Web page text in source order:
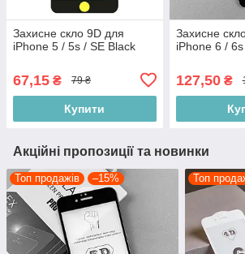
Захисне скло 9D для
iPhone 5 / 5s / SE Black
67,15 ₴ 79 ₴
Купити
Захисне
iPhone 6 /
127,50₴
Акційні пропозиції та новинки
Топ продажів –15% Топ